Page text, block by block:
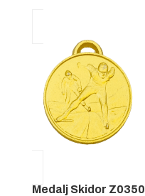
Medalj Skidor Z0350